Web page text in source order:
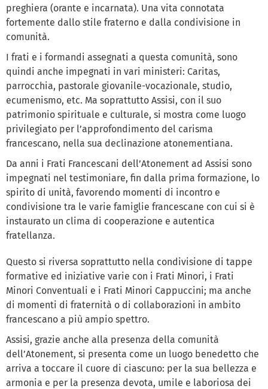
preghiera (orante e incarnata). Una vita connotata
fortemente dallo stile fraterno e dalla condivisione in
comunità.
I frati e i formandi assegnati a questa comunità, sono
quindi anche impegnati in vari ministeri: Caritas,
parrocchia, pastorale giovanile-vocazionale, studio,
ecumenismo, etc. Ma soprattutto Assisi, con il suo
patrimonio spirituale e culturale, si mostra come luogo
privilegiato per l’approfondimento del carisma
francescano, nella sua declinazione atonementiana.
Da anni i Frati Francescani dell’Atonement ad Assisi sono
impegnati nel testimoniare, fin dalla prima formazione, lo
spirito di unità, favorendo momenti di incontro e
condivisione tra le varie famiglie francescane con cui si è
instaurato un clima di cooperazione e autentica
fratellanza.
Questo si riversa soprattutto nella condivisione di tappe
formative ed iniziative varie con i Frati Minori, i Frati
Minori Conventuali e i Frati Minori Cappuccini; ma anche
di momenti di fraternità o di collaborazioni in ambito
francescano a più ampio spettro.
Assisi, grazie anche alla presenza della comunità
dell’Atonement, si presenta come un luogo benedetto che
arriva a toccare il cuore di ciascuno: per la sua bellezza e
armonia e per la presenza devota, umile e laboriosa dei